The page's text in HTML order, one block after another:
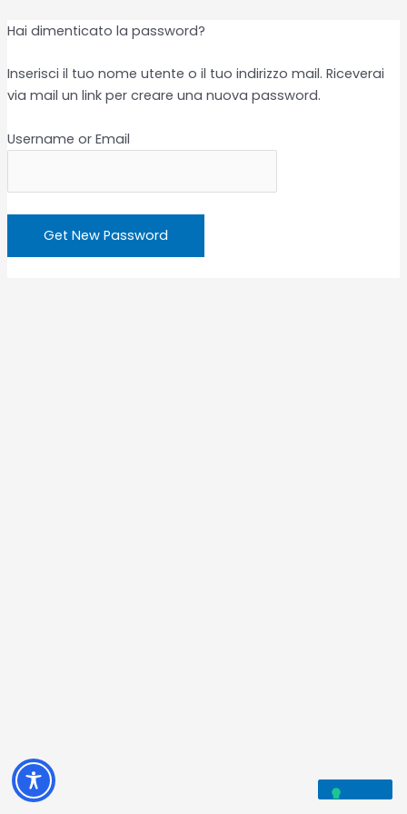
Hai dimenticato la password?
Inserisci il tuo nome utente o il tuo indirizzo mail. Riceverai
via mail un link per creare una nuova password.
Username or Email